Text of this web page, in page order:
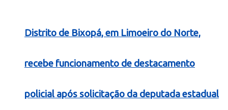
Distrito de Bixopá, em Limoeiro do Norte,
recebe funcionamento de destacamento
policial após solicitação da deputada estadual